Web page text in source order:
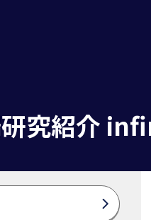
究紹介